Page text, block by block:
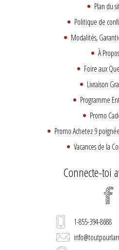
Plan du
Politique de
Modalités,
À Propos
Foire aux
Livraison
Programme
Promo
Promo Achetez 9
Vacances de la
Connecte-toi
1-855-394-8688